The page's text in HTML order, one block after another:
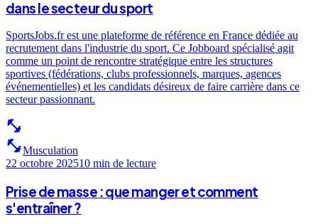
dans le secteur du sport
SportsJobs.fr est une plateforme de référence en France dédiée au
recrutement dans l'industrie du sport. Ce Jobboard spécialisé agit
comme un point de rencontre stratégique entre les structures
sportives (fédérations, clubs professionnels, marques, agences
événementielles) et les candidats désireux de faire carrière dans ce
secteur passionnant.
fitness_center
fitness_centerMusculation
22 octobre 202510 min de lecture
Prise de masse : que manger et comment
s'entraîner ?